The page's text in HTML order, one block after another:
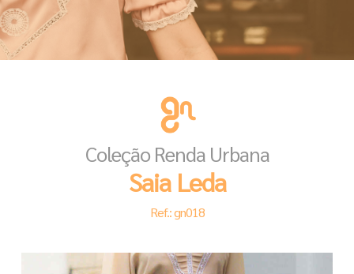
Coleção Renda Urbana
Saia Leda
Ref.: gn018